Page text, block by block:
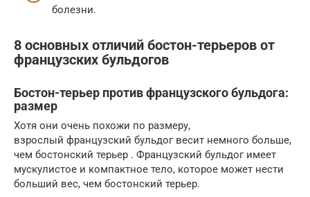
болезни.
8 основных отличий бостон-терьеров от
французских бульдогов
Бостон-терьер против французского бульдога:
размер
Хотя они очень похожи по размеру,
взрослый французский бульдог весит немного больше,
чем бостонский терьер . Французский бульдог имеет
мускулистое и компактное тело, которое может нести
больший вес, чем бостонский терьер.